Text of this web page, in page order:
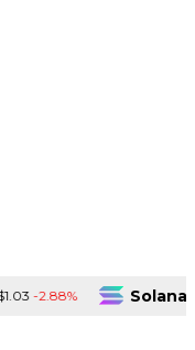
Solana(SOL)